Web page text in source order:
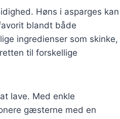
Høns i asparges kan
blandt både
ingredienser som skinke,
til forskellige
lave. Med enkle
gæsterne med en